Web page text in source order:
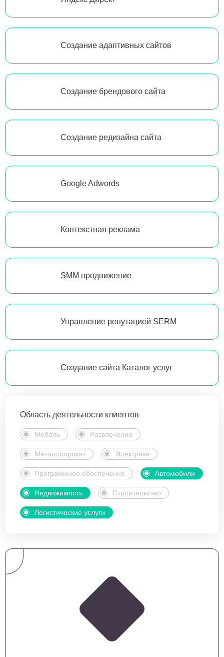
Создание адаптивных сайтов
Создание брендового сайта
Создание редизайна сайта
Google Adwords
Контекстная реклама
SMM продвижение
Управление репутацией SERM
Создание сайта Каталог услуг
Область деятельности клиентов
Мебель Развлечения
Металлопрокат Электрика
Программное обеспечение Автомобили
Недвижимость Строительство
Логистические услуги